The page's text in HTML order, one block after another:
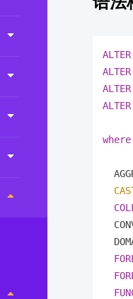
ALTER
ALTER
ALTER
ALTER
where